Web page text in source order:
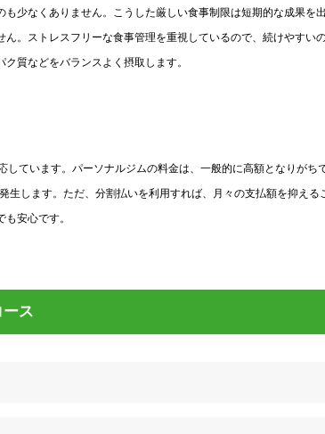
少なくありません。こうした厳しい食事制限は短期的な成果を
。ストレスフリーな食事管理を重視しているので、続けやすい
質などをバランスよく摂取します。
しています。パーソナルジムの料金は、一般的に高額となりがち
生します。ただ、分割払いを利用すれば、月々の支払額を抑え
安心です。
ス